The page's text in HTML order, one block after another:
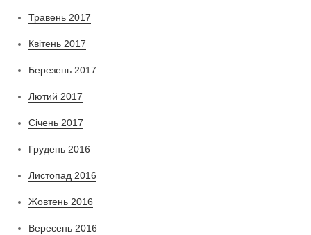
Травень 2017
Квітень 2017
Березень 2017
Лютий 2017
Січень 2017
Грудень 2016
Листопад 2016
Жовтень 2016
Вересень 2016